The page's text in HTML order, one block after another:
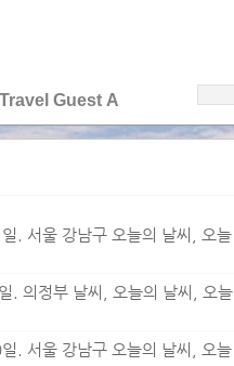
Travel Guest A
. 서울 강남구 오늘의 날씨, 오
. 의정부 날씨, 오늘의 날씨, 오
. 서울 강남구 오늘의 날씨, 오